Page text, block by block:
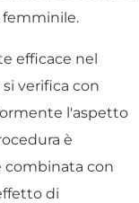
efficace nel
verifica con
l'aspetto
è
combinata con
di